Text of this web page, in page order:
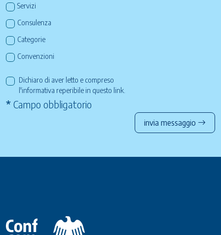
Servizi
Consulenza
Categorie
Convenzioni
Dichiaro di aver letto e compreso
l'informativa reperibile in questo link
* Campo obbligatorio
invia messaggio